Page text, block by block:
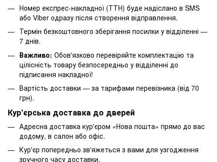
Номер експрес-накладної (ТТН) буде надіслано в SMS
або Viber одразу після створення відправлення.
Термін безкоштовного зберігання посилки у відділенні —
7 днів.
Важливо: Обов'язково перевіряйте комплектацію та
цілісність товару безпосередньо у відділенні до
підписання накладної!
Вартість доставки — за тарифами перевізника (від 70
грн).
Кур'єрська доставка до дверей
Адресна доставка кур'єром «Нова пошта» прямо до вас
додому, в салон або офіс.
Кур'єр попередньо зв'яжеться з вами для узгодження
зручного часу доставки.